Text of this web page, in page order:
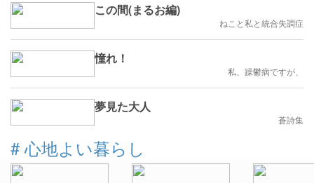
この間(まるお編)
ねこと私と統合失調症
憧れ！
私、躁鬱病ですが、
夢見た大人
蒼詩集
# 心地よい暮らし